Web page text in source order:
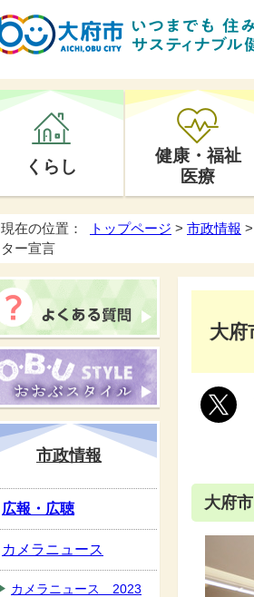
くらし
健康・福祉
医療
現在の位置： トップページ > 市政情報 >
ター宣言
大府
大府
市政情報
広報・広聴
カメラニュース
カメラニュース 2023